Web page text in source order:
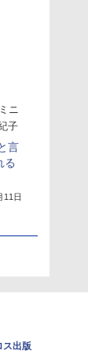
ニ
子
言
る
11日
ス出版